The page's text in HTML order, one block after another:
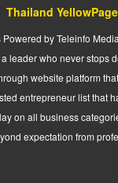
Thailand
by Teleinfo
leader who never stops
website platform
entrepreneur list that
on all business
expectation from